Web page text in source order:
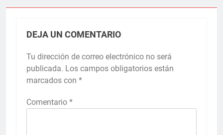
DEJA UN COMENTARIO
Tu dirección de correo electrónico no será
publicada. Los campos obligatorios están
marcados con *
Comentario *